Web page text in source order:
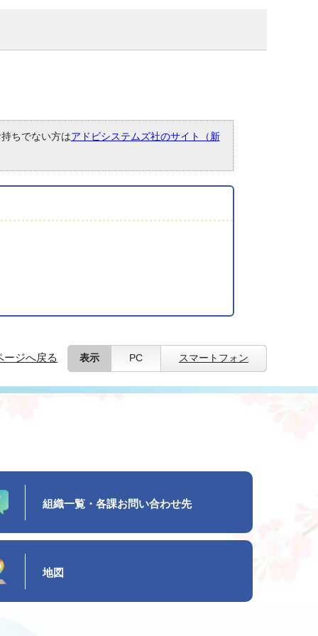
ちでない方はアドビシステムズ社のサイト（新
ージへ戻る 表示 PC スマートフォン
組織一覧・各課お問い合わせ先
地図